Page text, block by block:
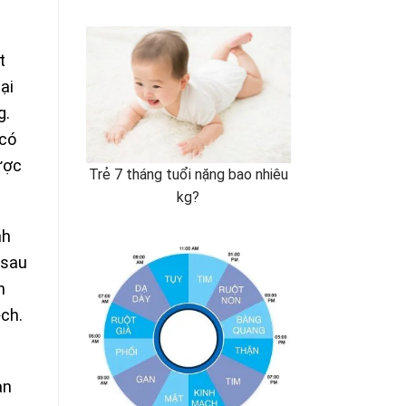
Trẻ 7 tháng tuổi nặng bao nhiêu
kg?